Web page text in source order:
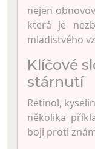
nejen
která je
mladistvého
Klíčové
stárnutí
Retinol,
několika
boji proti